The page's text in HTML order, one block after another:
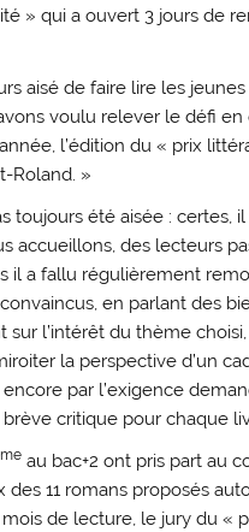
» qui a ouvert 3 jours de
aisé de faire lire les
voulu relever le défi en
l’édition du « prix
Roland. »
toujours été aisée : certes,
accueillons, des lecteurs
il a fallu régulièrement
en parlant des
sur l’intérêt du thème
la perspective d’un
par l’exigence
critique pour chaque
au bac+2 ont pris part au
des 11 romans proposés
de lecture, le jury du «